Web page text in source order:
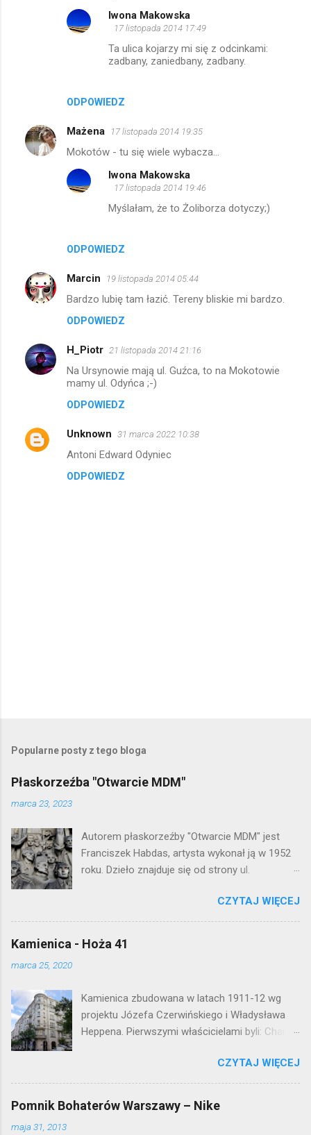
ODPOWIEDZ
Iwona Makowska
17 listopada 2014 17:49
Ta ulica kojarzy mi się z odcinkami:
zadbany, zaniedbany, zadbany.
Mażena 17 listopada 2014 19:35
Mokotów - tu się wiele wybacza...
ODPOWIEDZ
Iwona Makowska
17 listopada 2014 19:46
Myślałam, że to Żoliborza dotyczy;)
Marcin 19 listopada 2014 05:44
Bardzo lubię tam łazić. Tereny bliskie mi bardzo.
ODPOWIEDZ
H_Piotr 21 listopada 2014 21:16
Na Ursynowie mają ul. Guźca, to na Mokotowie
mamy ul. Odyńca ;-)
ODPOWIEDZ
Unknown 31 marca 2022 10:38
Antoni Edward Odyniec
ODPOWIEDZ
e
i
j
o
m
e
n
t
a
Popularne posty z tego bloga
Płaskorzeźba "Otwarcie MDM"
marca 23, 2023
Autorem płaskorzeźby "Otwarcie MDM" jest
Franciszek Habdas, artysta wykonał ją w 1952
roku. Dzieło znajduje się od strony ul.
warszawskiej flagowej inwestycji
mieszkaniowej lat 50. Lokalizacja: Śródmieście
CZYTAJ WIĘCEJ
Kamienica - Hoża 41
marca 25, 2020
Kamienica zbudowana w latach 1911-12 wg
projektu Józefa Czerwińskiego i Władysława
Heppena. Pierwszymi właścicielami byli: Chaim
kamienica była zamieszkała przez
pracowników Elektrowni Warszawskiej. Ten
okazały budynek wyszedł bez szwanku z II
wojny światowej. Lokalizacja: Śródmieście
CZYTAJ WIĘCEJ
Pomnik Bohaterów Warszawy – Nike
maja 31, 2013